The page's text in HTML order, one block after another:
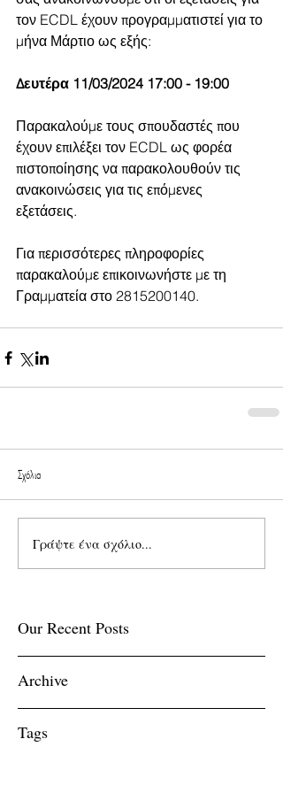
τον ECDL έχουν προγραμματιστεί για το
μήνα Μάρτιο ως εξής:
Δευτέρα 11/03/2024 17:00 - 19:00
Παρακαλούμε τους σπουδαστές που
έχουν επιλέξει τον ECDL ως φορέα
πιστοποίησης να παρακολουθούν τις
ανακοινώσεις για τις επόμενες
εξετάσεις.
Για περισσότερες πληροφορίες
παρακαλούμε επικοινωνήστε με τη
Γραμματεία στο 2815200140.
Σχόλια
Γράψτε ένα σχόλιο...
Our Recent Posts
Archive
Tags